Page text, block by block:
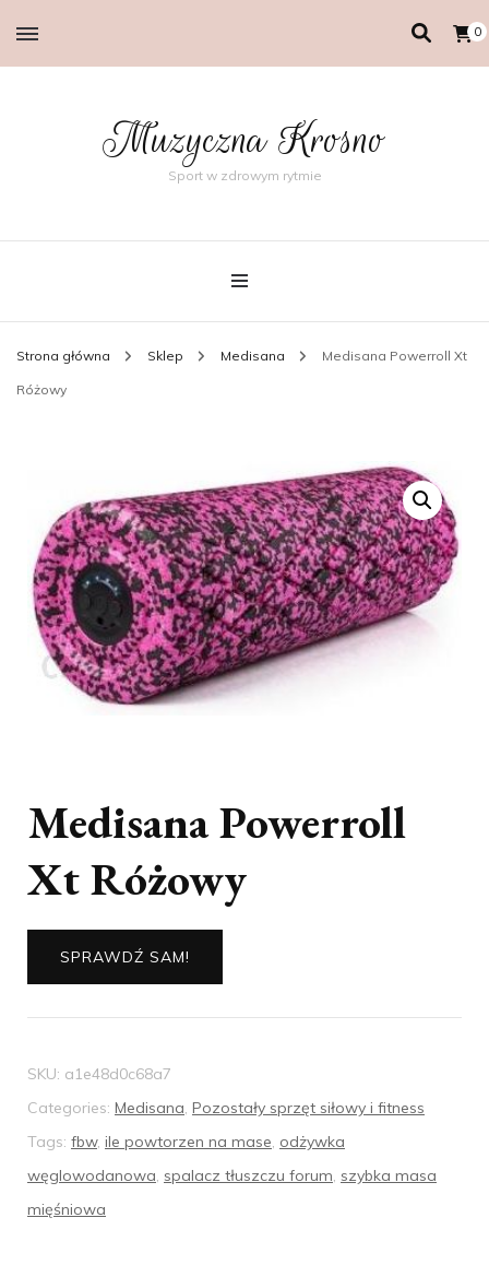
0
Muzyczna Krosno
Sport w zdrowym rytmie
Strona główna Sklep Medisana Medisana Powerroll Xt
Różowy
Medisana Powerroll
Xt Różowy
SPRAWDŹ SAM!
SKU: a1e48d0c68a7
Categories: Medisana Pozostały sprzęt siłowy i fitness
Tags: fbw, ile powtorzen na mase odżywka
węglowodanowa spalacz tłuszczu forum szybka masa
mięśniowa